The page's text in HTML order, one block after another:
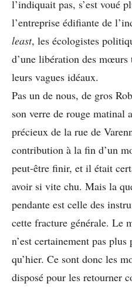
l’indiquait pas, s’est voué
l’entreprise édifiante de
least, les écologistes
d’une libération des mœurs
leurs vagues idéaux.
Pas un de nous, de gros
son verre de rouge matinal
précieux de la rue de
contribution à la fin d’un
peut-être finir, et il était
avoir si vite chu. Mais la
pendante est celle des
cette fracture générale. Le
n’est certainement pas
qu’hier. Ce sont donc les
disposé pour les retourner